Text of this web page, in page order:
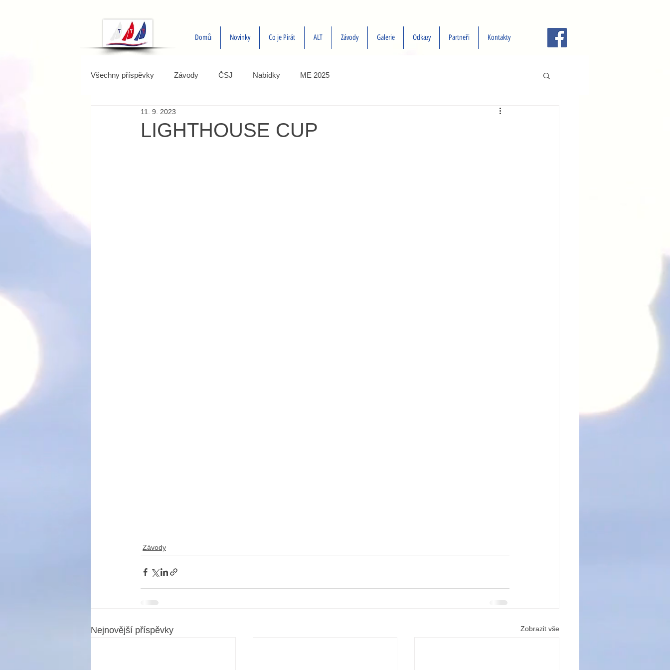
Domů Novinky Co je Pirát ALT Závody Galerie Odkazy Partneři Kontakty
Všechny příspěvky Závody ČSJ Nabídky ME 2025
LIGHTHOUSE CUP
11. 9. 2023
Závody
Nejnovější příspěvky Zobrazit vše